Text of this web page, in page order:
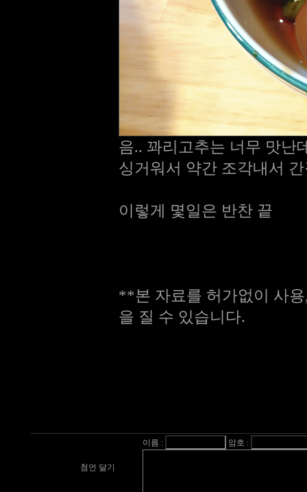
음.. 꽈리고추는 너무 맛난
싱거워서 약간 조각내서
이렇게 몇일은 반찬 끝
**본 자료를 허가없이 사
을 질 수 있습니다.
첨언 달기
이름 : 암호 :